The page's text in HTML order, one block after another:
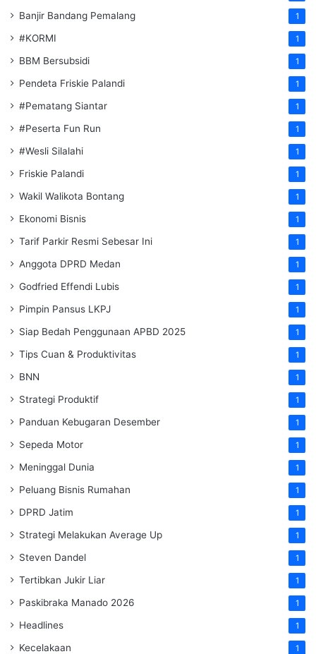
Banjir Bandang Pemalang 1
#KORMI 1
BBM Bersubsidi 1
Pendeta Friskie Palandi 1
#Pematang Siantar 1
#Peserta Fun Run 1
#Wesli Silalahi 1
Friskie Palandi 1
Wakil Walikota Bontang 1
Ekonomi Bisnis 1
Tarif Parkir Resmi Sebesar Ini 1
Anggota DPRD Medan 1
Godfried Effendi Lubis 1
Pimpin Pansus LKPJ 1
Siap Bedah Penggunaan APBD 2025 1
Tips Cuan & Produktivitas 1
BNN 1
Strategi Produktif 1
Panduan Kebugaran Desember 1
Sepeda Motor 1
Meninggal Dunia 1
Peluang Bisnis Rumahan 1
DPRD Jatim 1
Strategi Melakukan Average Up 1
Steven Dandel 1
Tertibkan Jukir Liar 1
Paskibraka Manado 2026 1
Headlines 1
Kecelakaan 1